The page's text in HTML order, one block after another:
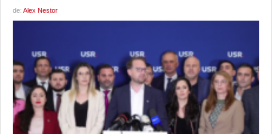
de: Alex Nestor